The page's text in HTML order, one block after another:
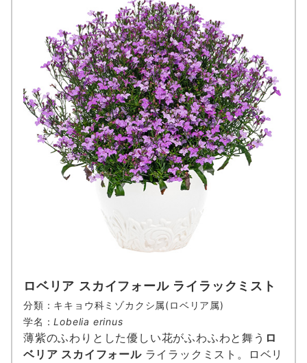
ロベリア スカイフォール ライラックミスト
分類：キキョウ科ミゾカクシ属(ロベリア属)
学名：Lobelia erinus
薄紫のふわりとした優しい花がふわふわと舞う ロ
ベリア スカイフォール ライラックミスト。ロベリ